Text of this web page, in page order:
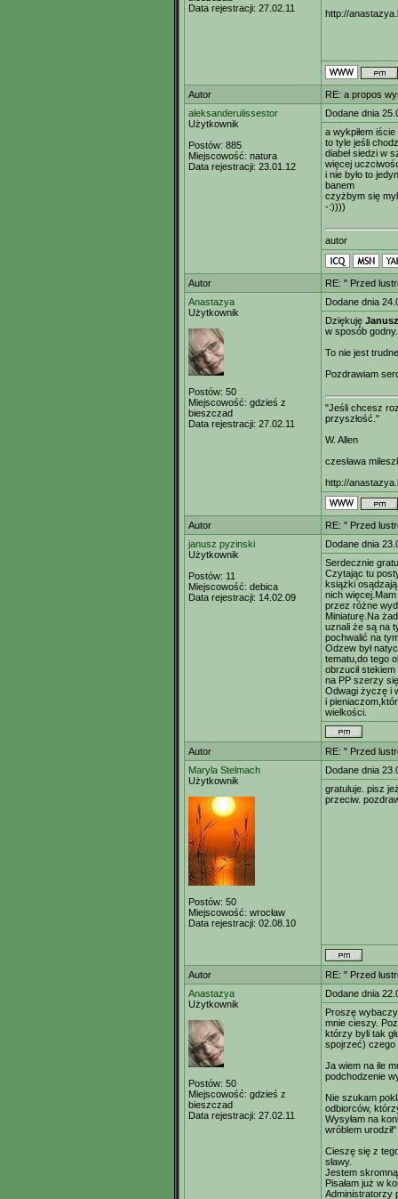
Data rejestracji: 27.02.11
http://
Autor
RE: a propos
aleksanderulissestor
Użytkownik
Postów: 885
Miejscowość: natura
Data rejestracji: 23.01.12
Dodane dnia
a wykpiłem
to tyle jeśli
diabeł siedzi w
więcej
i nie było to
banem
czyżbym się
-:))))
autor
Autor
RE: " Przed
Anastazya
Użytkownik
Postów: 50
Miejscowość: gdzieś z
bieszczad
Data rejestracji: 27.02.11
Dodane dnia
Dziękuję
w sposób godny.
To nie jest
Pozdrawiam
"Jeśli chcesz
przyszłość."
W. Allen
czesława
http://
Autor
RE: " Przed
janusz pyzinski
Użytkownik
Postów: 11
Miejscowość: debica
Data rejestracji: 14.02.09
Dodane dnia
Serdecznie
Czytając tu
książki
nich
przez różne
Miniaturę.Na
uznali że są na
pochwalić na
Odzew był
tematu,do tego
obrzucił
na PP szerzy
Odwagi życzę i
i
wielkości.
Autor
RE: " Przed
Maryla Stelmach
Użytkownik
Postów: 50
Miejscowość: wrocław
Data rejestracji: 02.08.10
Dodane dnia
gratuluje. pisz
przeciw.
Autor
RE: " Przed
Anastazya
Użytkownik
Postów: 50
Miejscowość: gdzieś z
bieszczad
Data rejestracji: 27.02.11
Dodane dnia
Proszę
mnie cieszy.
którzy byli tak
spojrzeć) czego
Ja wiem na ile
podchodzenie
Nie szukam
odbiorców,
Wysyłam na
wróblem
Cieszę się z
sławy.
Jestem
Pisałam już w
Administratorzy